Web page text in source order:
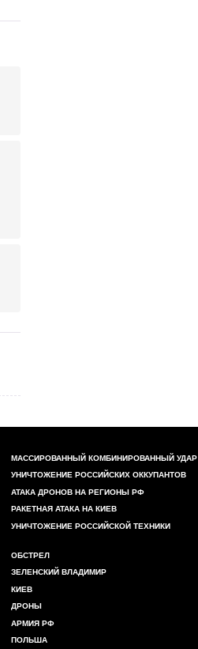
МАССИРОВАННЫЙ КОМБИНИРОВАННЫЙ УДАР
УНИЧТОЖЕНИЕ РОССИЙСКИХ ОККУПАНТОВ
АТАКА ДРОНОВ НА РЕГИОНЫ РФ
РАКЕТНАЯ АТАКА НА КИЕВ
УНИЧТОЖЕНИЕ РОССИЙСКОЙ ТЕХНИКИ
ОБСТРЕЛ
ЗЕЛЕНСКИЙ ВЛАДИМИР
КИЕВ
ДРОНЫ
АРМИЯ РФ
ПОЛЬША